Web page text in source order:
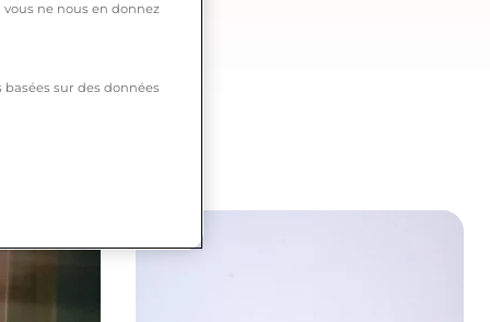
ne nous en donnez
sur des données